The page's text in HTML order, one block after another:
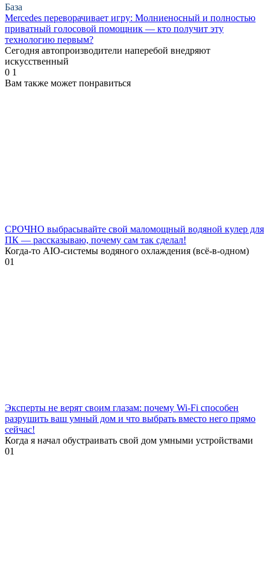
База
Mercedes переворачивает игру: Молниеносный и полностью
приватный голосовой помощник — кто получит эту
технологию первым?
Сегодня автопроизводители наперебой внедряют
искусственный
0 1
Вам также может понравиться
СРОЧНО выбрасывайте свой маломощный водяной кулер для
ПК — рассказываю, почему сам так сделал!
Когда-то AIO-системы водяного охлаждения (всё-в-одном)
01
Эксперты не верят своим глазам: почему Wi-Fi способен
разрушить ваш умный дом и что выбрать вместо него прямо
сейчас!
Когда я начал обустраивать свой дом умными устройствами
01